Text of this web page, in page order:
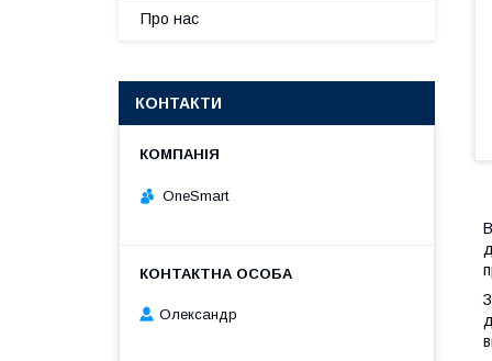
Про нас
КОНТАКТИ
OneSmart
Олександр